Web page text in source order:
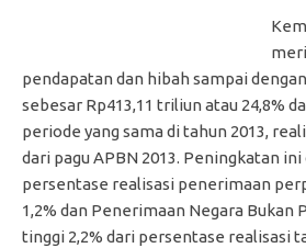
pendapatan dan hibah sampai
sebesar Rp413,11 triliun atau 24,8%
periode yang sama di tahun 2013,
dari pagu APBN 2013. Peningkatan
persentase realisasi penerimaan
1,2% dan Penerimaan Negara Bukan
tinggi 2,2% dari persentase realisasi